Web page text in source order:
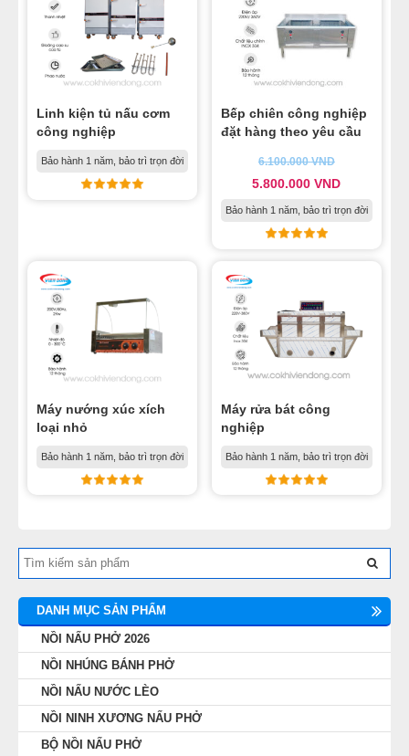
Linh kiện tủ nấu cơm
công nghiệp
Bảo hành 1 năm, bảo trì trọn đời
Bếp chiên công nghiệp
đặt hàng theo yêu cầu
6.100.000VND
5.800.000VND
Bảo hành 1 năm, bảo trì trọn đời
Máy nướng xúc xích
loại nhỏ
Bảo hành 1 năm, bảo trì trọn đời
Máy rửa bát công
nghiệp
Bảo hành 1 năm, bảo trì trọn đời
DANH MỤC SẢN PHẨM
NỒI NẤU PHỞ 2026
NỒI NHÚNG BÁNH PHỞ
NỒI NẤU NƯỚC LÈO
NỒI NINH XƯƠNG NẤU PHỞ
BỘ NỒI NẤU PHỞ